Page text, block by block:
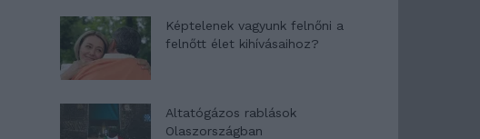
Képtelenek vagyunk felnőni a
felnőtt élet kihívásaihoz?
Altatógázos rablások
Olaszországban